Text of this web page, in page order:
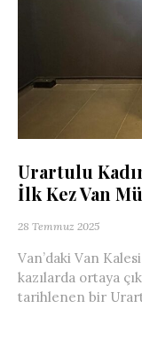
Urartulu
İlk Kez Van
28 Temmuz 2025
Van’daki Van
kazılarda ortaya
tarihlenen bir